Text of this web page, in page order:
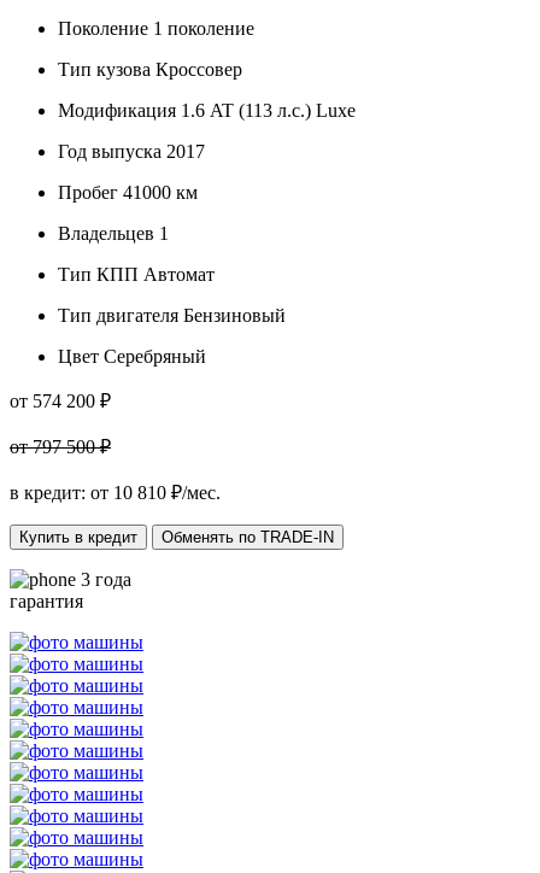
Поколение 1 поколение
Тип кузова Кроссовер
Модификация 1.6 AT (113 л.с.) Luxe
Год выпуска 2017
Пробег 41000 км
Владельцев 1
Тип КПП Автомат
Тип двигателя Бензиновый
Цвет Серебряный
от 574 200 ₽
от 797 500 ₽
в кредит: от 10 810 ₽/мес.
Купить в кредит Обменять по TRADE-IN
3 года
гарантия